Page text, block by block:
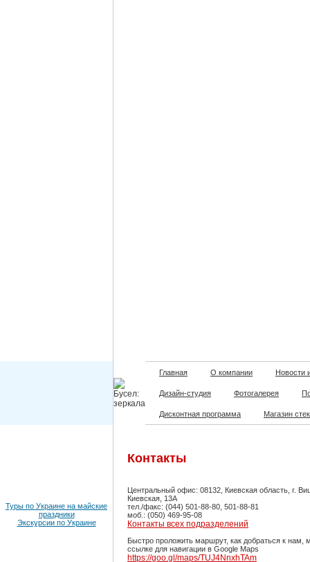
Главная О компании Новости
Дизайн-студия Фотогалерея
Дисконтная программа Магазин
Туры по Украине на майские
праздники
Экскурсии по Украине
Контакты
Центральный офис: 08132, Киевская область, г.
Киевская, 13А
тел./факс: (044) 501-88-80, 501-88-81
моб.: (050) 469-95-08
Контакты всех подразделений
Быстро проложить маршрут, как добраться к нам,
ссылке для навигации в Google Maps
https://goo.gl/maps/TUJ4NnxhTAm